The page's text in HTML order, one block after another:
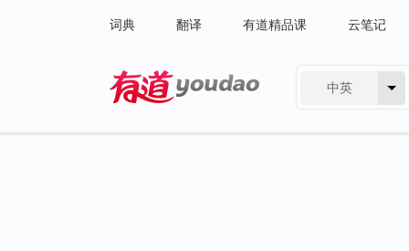
词典 翻译 有道精品课 云笔记
中英